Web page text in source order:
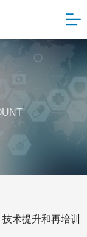
技术提升和再培训